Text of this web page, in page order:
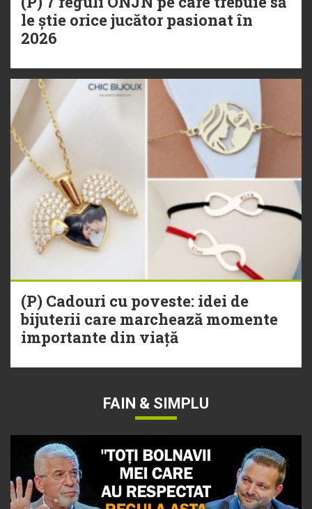
le știe orice jucător pasionat în
2026
(P) Cadouri cu poveste: idei de
bijuterii care marchează momente
importante din viață
FAIN & SIMPLU